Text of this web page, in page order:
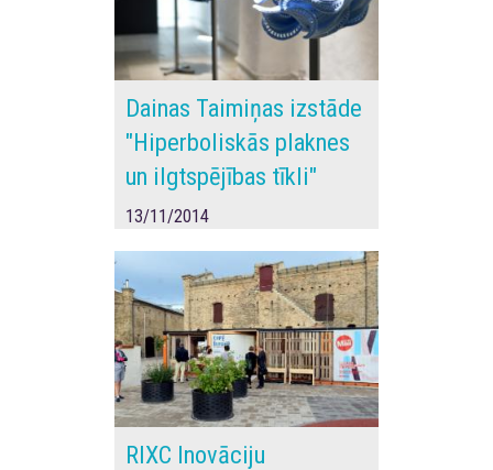
Dainas Taimiņas izstāde
"Hiperboliskās plaknes
un ilgtspējības tīkli"
13/11/2014
RIXC Inovāciju